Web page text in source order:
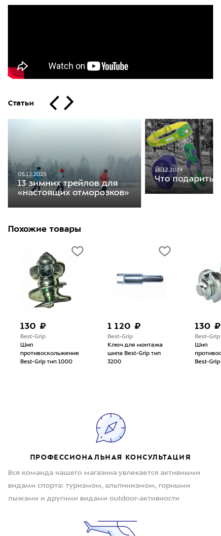
Статьи
05.12.2025
13 зимних трейлов для
«настоящих отморозков»
18.12.2024
Что подарить
Похожие товары
130 ₽
Best-Grip
Шип
противоскольжения
Best-Grip тип 1000
1 120 ₽
Best-Grip
Ключ для монтажа
шипа Best-Grip тип
3200
130 ₽
Best-Grip
Шип
Best-
ПРОФЕССИОНАЛЬНАЯ КОНСУЛЬТАЦИЯ
Вся команда нашего магазина увлекается активными
видами спорта: туризмом, альпинизмом, горными
лыжами и другими видами outdoor-активности